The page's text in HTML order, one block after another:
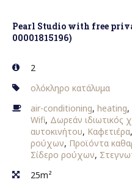
Pearl Studio with free
00001815196)
2
ολόκληρο κατάλυμα
air-conditioning, heating,
Wifi, Δωρεάν ιδιωτικός
αυτοκινήτου, Καφετιέρα,
ρούχων, Προϊόντα
Σίδερο ρούχων,
25m²